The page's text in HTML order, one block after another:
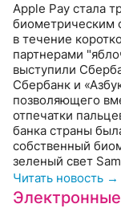
Apple Pay стала
биометрическим
в течение
партнерами
выступили
Сбербанк и
позволяющего
отпечатки
банка страны
собственный
зеленый свет
Читать новость →